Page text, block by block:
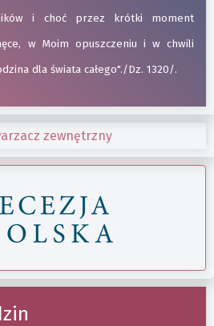
i choć przez krótki moment
w Moim opuszczeniu i w chwili
dla świata całego"./Dz. 1320/.